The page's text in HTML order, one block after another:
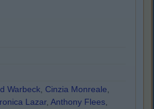
Warbeck, Cinzia Monreale,
Lazar, Anthony Flees,